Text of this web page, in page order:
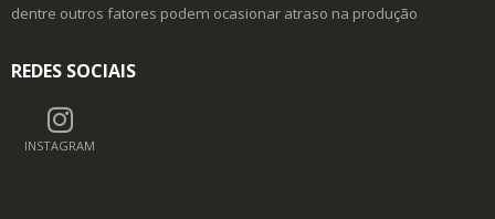
dentre outros fatores podem ocasionar atraso na produção
REDES SOCIAIS
INSTAGRAM